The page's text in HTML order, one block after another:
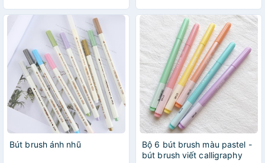
Bút brush ánh nhũ
Bộ 6 bút brush màu pastel -
bút brush viết calligraphy